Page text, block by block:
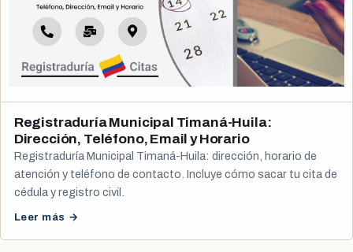
Registraduría Municipal Timaná-Huila:
Dirección, Teléfono, Email y Horario
Registraduría Municipal Timaná-Huila: dirección, horario de
atención y teléfono de contacto. Incluye cómo sacar tu cita de
cédula y registro civil.
Leer más →